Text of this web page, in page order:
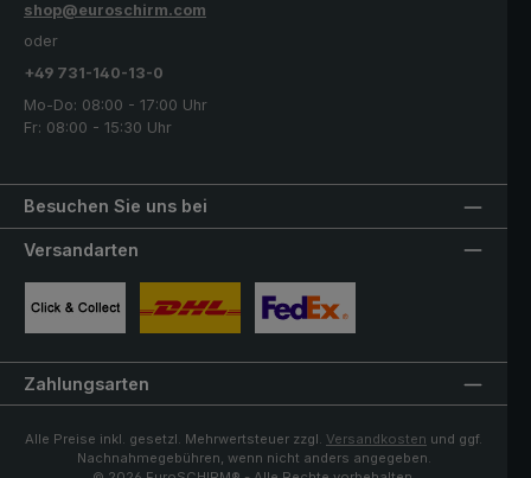
Besuchen Sie uns bei
shop@euroschirm.com
oder
+49 731-140-13-0
Mo-Do: 08:00 - 17:00 Uhr
Fr: 08:00 - 15:30 Uhr
Versandarten
Zahlungsarten
Alle Preise inkl. gesetzl. Mehrwertsteuer zzgl. Versandkosten und ggf.
Nachnahmegebühren, wenn nicht anders angegeben.